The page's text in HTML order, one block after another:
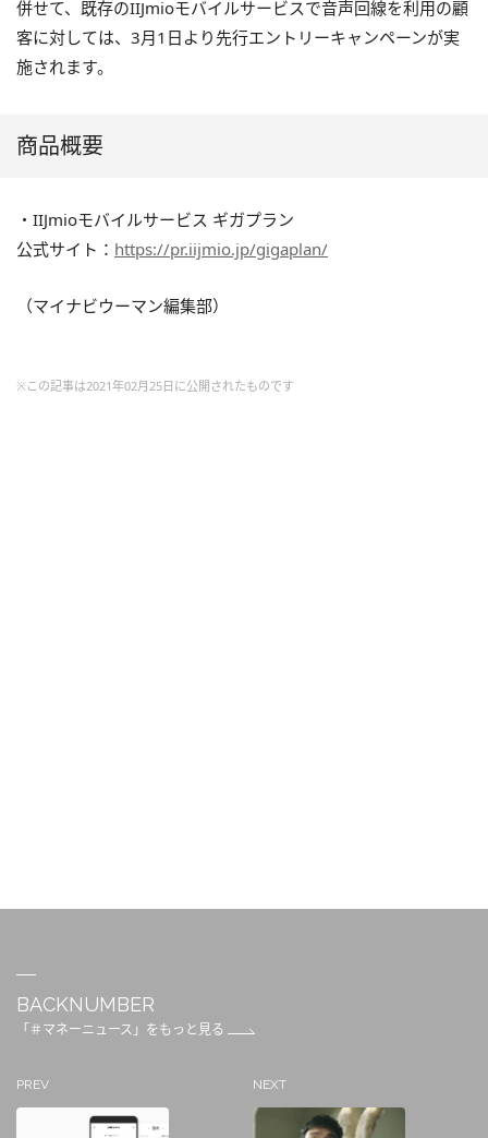
併せて、既存のIIJmioモバイルサービスで音声回線を利用の顧
客に対しては、3月1日より先行エントリーキャンペーンが実
施されます。
商品概要
・IIJmioモバイルサービス ギガプラン
公式サイト： https://pr.iijmio.jp/gigaplan/
（マイナビウーマン編集部）
※この記事は2021年02月25日に公開されたものです
BACKNUMBER
「＃マネーニュース」をもっと見る
PREV NEXT